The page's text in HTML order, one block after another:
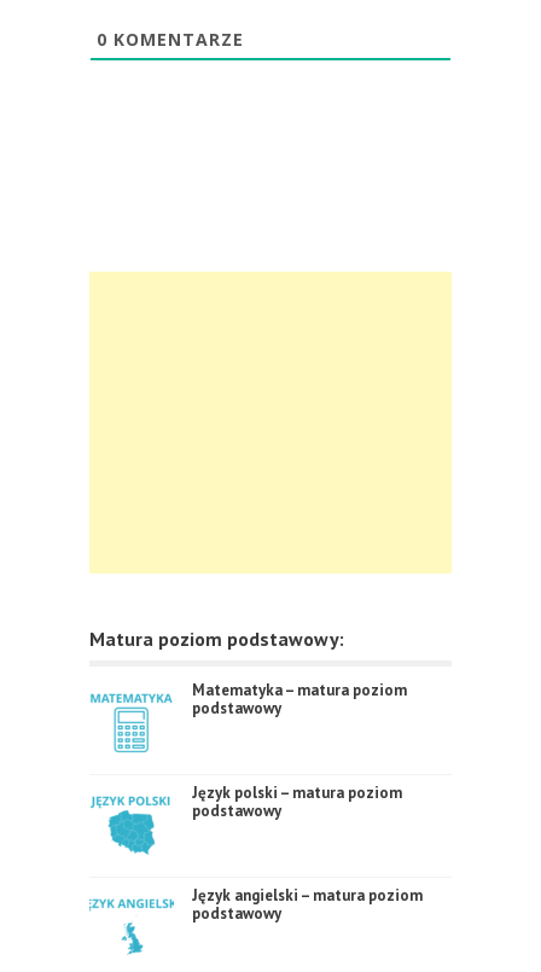
0 KOMENTARZE
Matura poziom podstawowy:
Matematyka – matura poziom
podstawowy
Język polski – matura poziom
podstawowy
Język angielski – matura poziom
podstawowy